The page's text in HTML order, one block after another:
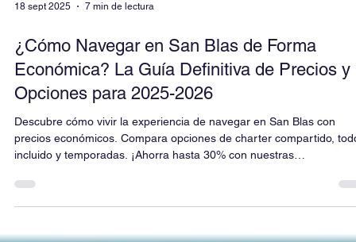
18 sept 2025 7 min de lectura
¿Cómo Navegar en San Blas de Forma
Económica? La Guía Definitiva de Precios y
Opciones para 2025-2026
Descubre cómo vivir la experiencia de navegar en San Blas con
recomendaciones expertas!